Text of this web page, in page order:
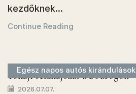
kezdőknek...
Continue Reading
Egész napos autós kirándulások
Tokaji sétahajózás a Bodrogon
2026.07.07.